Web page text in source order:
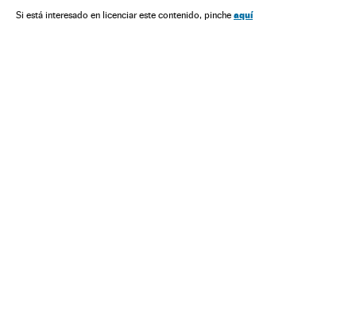
Ciência Verne
Si está interesado en licenciar este contenido, pinche aquí